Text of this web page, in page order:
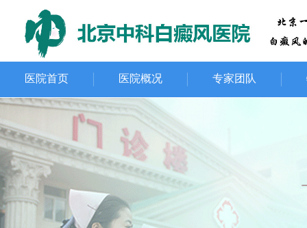
医院首页 医院概况 专家团队
就诊环境 荣誉资质